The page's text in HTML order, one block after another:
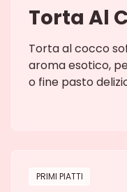
Torta Al
Torta al cocco
aroma esotico,
o fine pasto
PRIMI PIATTI